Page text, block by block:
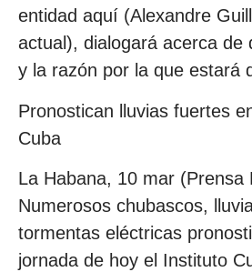
entidad aquí (Alexandre
actual), dialogará acerca de
y la razón por la que estará
Pronostican lluvias fuertes
Cuba
La Habana, 10 mar (Prensa
Numerosos chubascos,
tormentas eléctricas
jornada de hoy el Instituto